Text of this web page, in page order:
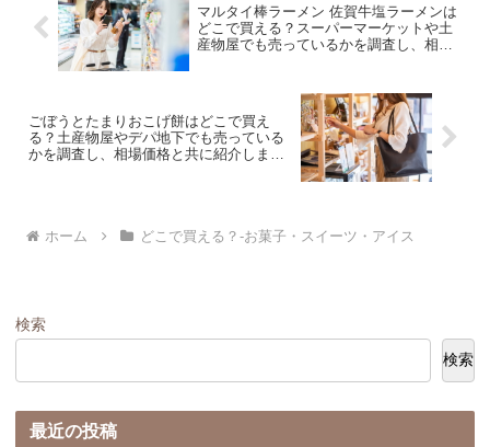
マルタイ棒ラーメン 佐賀牛塩ラーメンは
どこで買える？スーパーマーケットや土
産物屋でも売っているかを調査し、相場
ごぼうとたまりおこげ餅はどこで買え
る？土産物屋やデパ地下でも売っている
かを調査し、相場価格と共に紹介しま
ホーム どこで買える？-お菓子・スイーツ・アイス
検索
検索
最近の投稿